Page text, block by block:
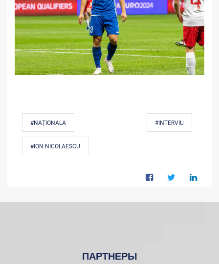
#NAȚIONALA #INTERVIU
#ION NICOLAESCU
ПАРТНЕРЫ